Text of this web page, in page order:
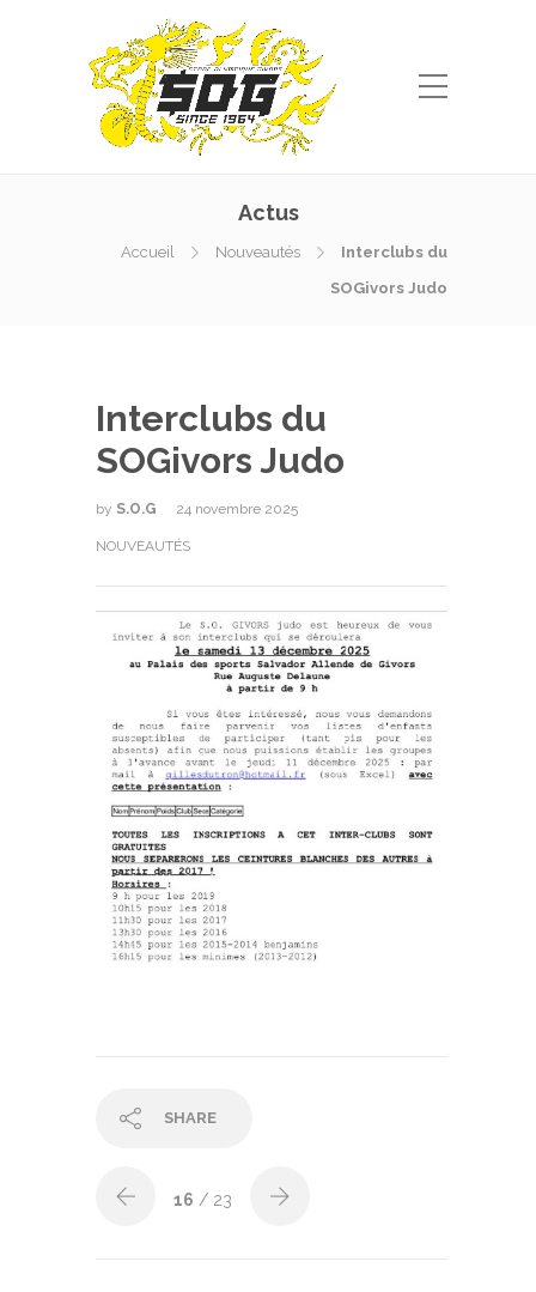
Actus
Accueil Nouveautés
Interclubs du
SOGivors Judo
Interclubs du
SOGivors Judo
by S.O.G 24 novembre 2025
NOUVEAUTÉS
SHARE
16 / 23